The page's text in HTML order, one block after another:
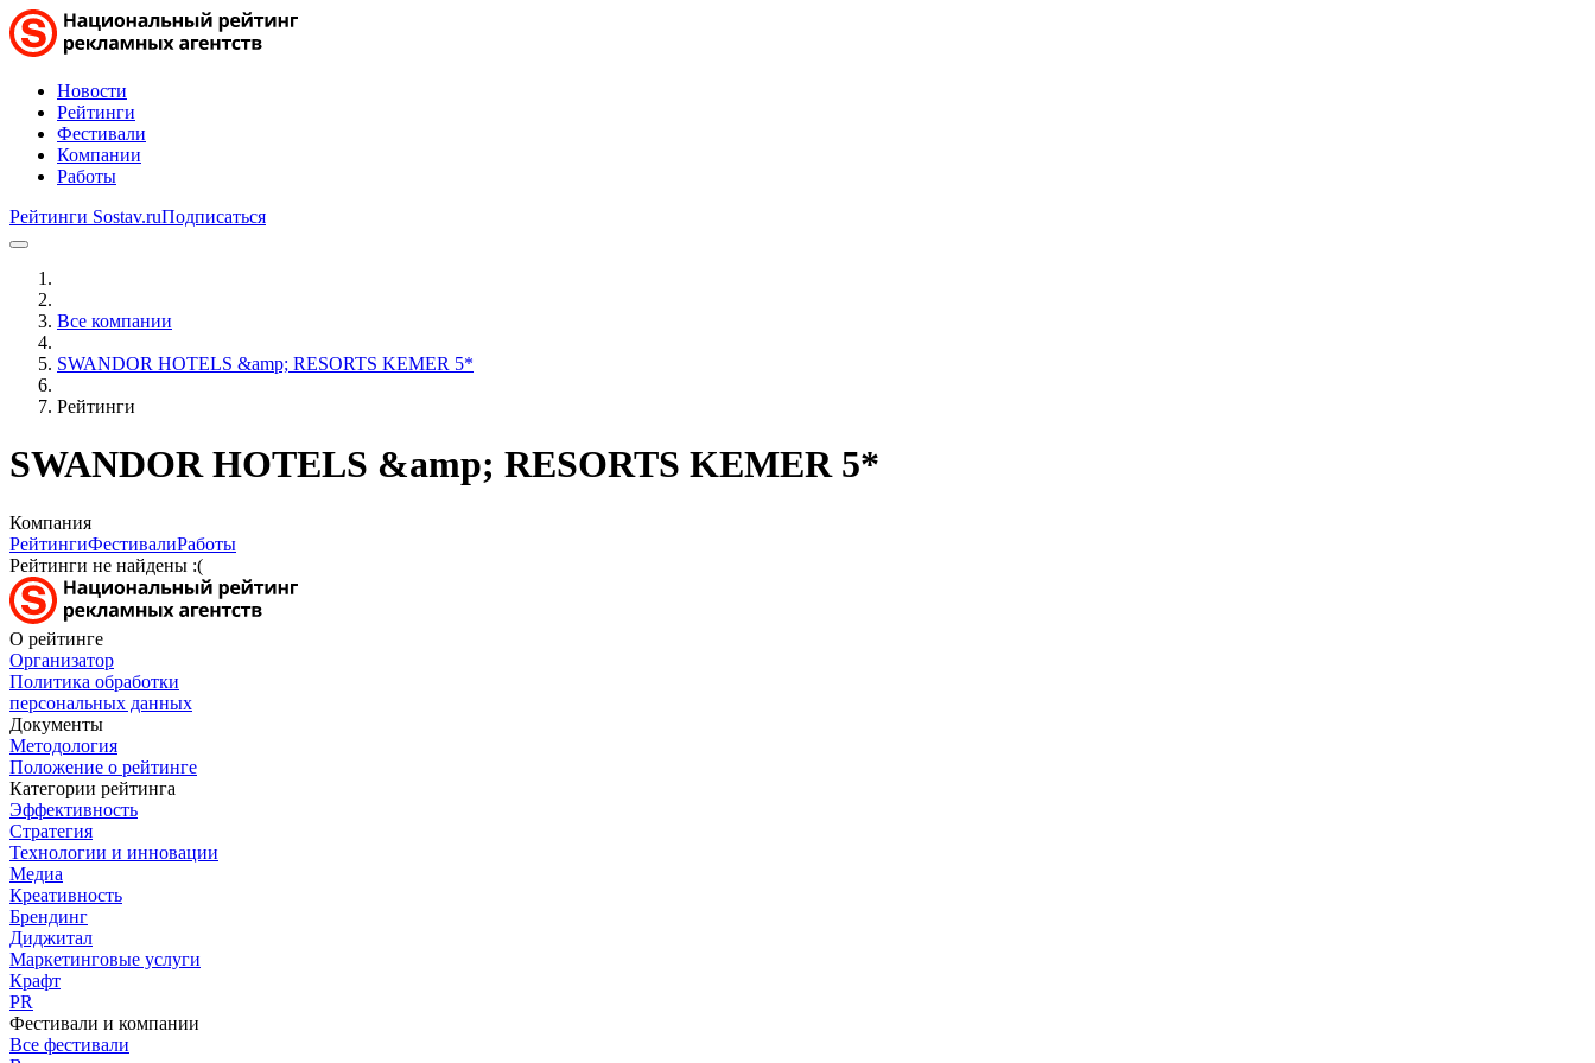
Новости
Рейтинги
Фестивали
Компании
Работы
Рейтинги Sostav.ruПодписаться
Все компании
SWANDOR HOTELS &amp; RESORTS KEMER 5*
Рейтинги
SWANDOR HOTELS &amp; RESORTS KEMER 5*
Компания
РейтингиФестивалиРаботы
Рейтинги не найдены :(
О рейтинге
Организатор
Политика обработки
персональных данных
Документы
Методология
Положение о рейтинге
Категории рейтинга
Эффективность
Стратегия
Технологии и инновации
Медиа
Креативность
Брендинг
Диджитал
Маркетинговые услуги
Крафт
PR
Фестивали и компании
Все фестивали